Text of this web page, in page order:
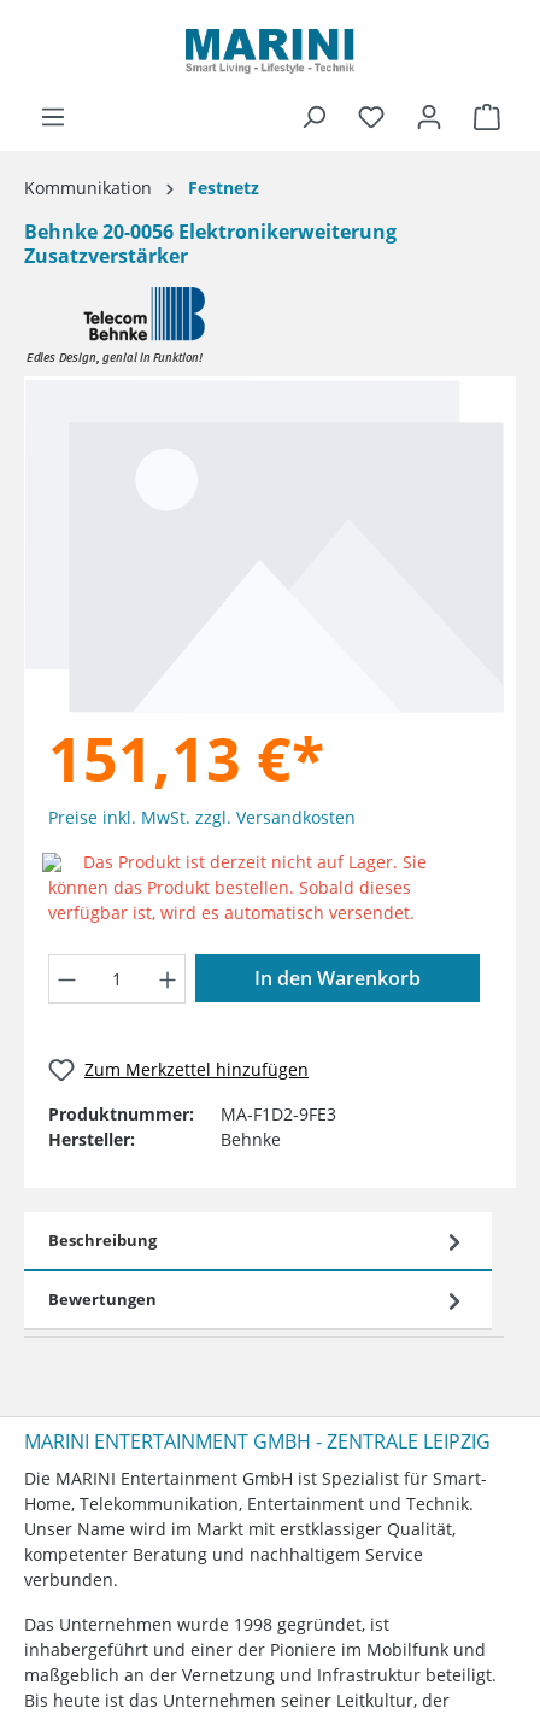
Kommunikation Festnetz
Behnke 20-0056 Elektronikerweiterung
Zusatzverstärker
151,13 €*
Preise inkl. MwSt. zzgl. Versandkosten
Das Produkt ist derzeit nicht auf Lager. Sie
können das Produkt bestellen. Sobald dieses
verfügbar ist, wird es automatisch versendet.
Produkt Anzahl: Gib den
In den Warenkorb
Zum Merkzettel hinzufügen
Produktnummer:
MA-F1D2-9FE3
Hersteller:
Behnke
Beschreibung
Bewertungen
MARINI ENTERTAINMENT GMBH - ZENTRALE LEIPZIG
Die MARINI Entertainment GmbH ist Spezialist für Smart-
Home, Telekommunikation, Entertainment und Technik.
Unser Name wird im Markt mit erstklassiger Qualität,
kompetenter Beratung und nachhaltigem Service
verbunden.
Das Unternehmen wurde 1998 gegründet, ist
inhabergeführt und einer der Pioniere im Mobilfunk und
maßgeblich an der Vernetzung und Infrastruktur beteiligt.
Bis heute ist das Unternehmen seiner Leitkultur, der